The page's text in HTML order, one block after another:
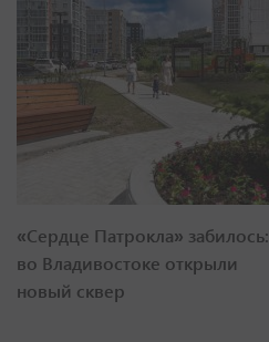
«Сердце Патрокла» забилось:
во Владивостоке открыли
новый сквер